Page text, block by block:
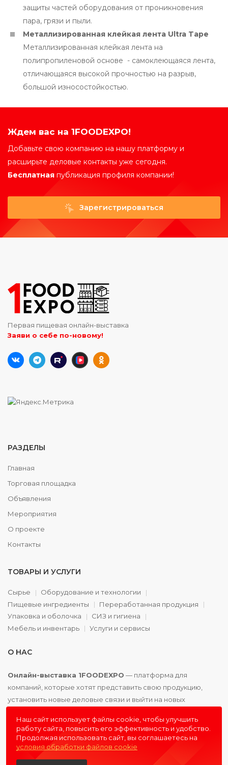
защиты частей оборудования от проникновения
пара, грязи и пыли.
Металлизированная клейкая лента Ultra Tape
Металлизированная клейкая лента на
полипропиленовой основе - самоклеющаяся лента,
отличающаяся высокой прочностью на разрыв,
большой износостойкостью.
Ждем вас на 1FOODEXPO!
Добавьте свою компанию на нашу платформу и
расширьте деловые контакты уже сегодня.
Бесплатная публикация профиля компании!
Зарегистрироваться
Первая пищевая онлайн-выставка
Заяви о себе по-новому!
РАЗДЕЛЫ
Главная
Торговая площадка
Объявления
Мероприятия
О проекте
Контакты
ТОВАРЫ И УСЛУГИ
Сырье
Оборудование и технологии
Пищевые ингредиенты
Переработанная продукция
Упаковка и оболочка
СИЗ и гигиена
Мебель и инвентарь
Услуги и сервисы
О НАС
Онлайн-выставка 1FOODEXPO — платформа для
компаний, которые хотят представить свою продукцию,
установить новые деловые связи и выйти на новых
Наш сайт использует файлы cookie, чтобы улучшить
работу сайта, повысить его эффективность и удобство.
Продолжая использовать сайт, вы соглашаетесь на
условия обработки файлов cookie